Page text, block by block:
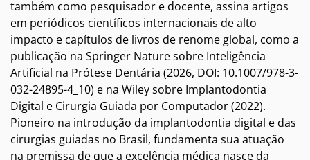
também como pesquisador e docente, assina artigos
em periódicos científicos internacionais de alto
impacto e capítulos de livros de renome global, como a
publicação na Springer Nature sobre Inteligência
Artificial na Prótese Dentária (2026, DOI: 10.1007/978-3-
032-24895-4_10) e na Wiley sobre Implantodontia
Digital e Cirurgia Guiada por Computador (2022).
Pioneiro na introdução da implantodontia digital e das
cirurgias guiadas no Brasil, fundamenta sua atuação
na premissa de que a excelência médica nasce da